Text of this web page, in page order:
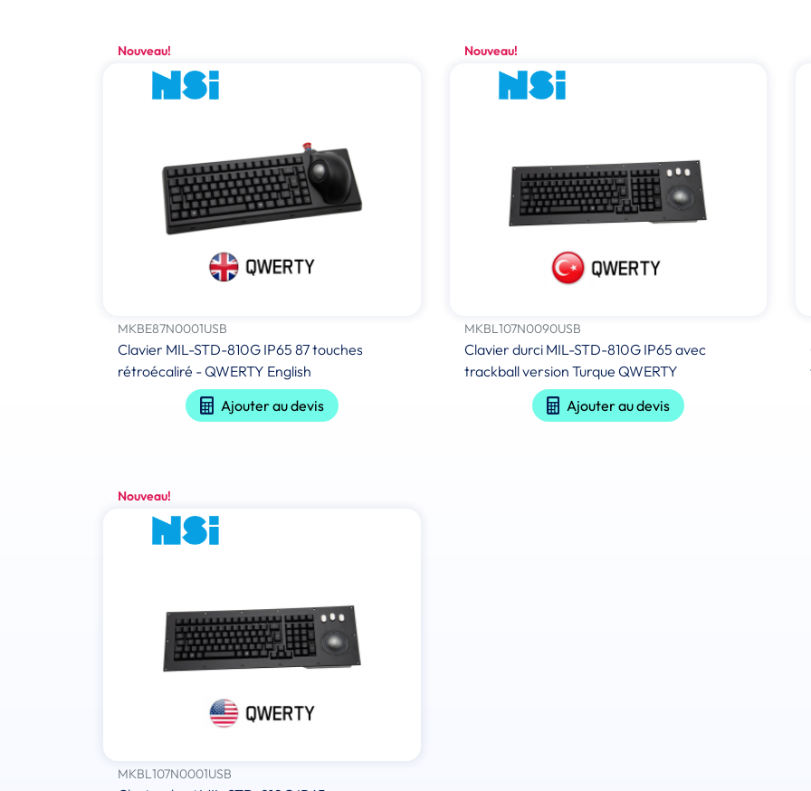
Nouveau!
MKBE87N0001USB
Clavier MIL-STD-810G IP65 87 touches
rétroécaliré - QWERTY English
Ajouter au devis
Nouveau!
MKBL107N0090USB
Clavier durci MIL-STD-810G IP65 avec
trackball version Turque QWERTY
Ajouter au devis
Nouveau!
MKBL107N0001USB